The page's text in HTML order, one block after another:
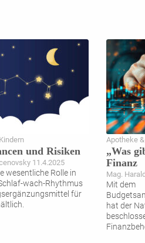
und Risiken
11.4.2025
wesentliche Rolle in
wach-Rhythmus
für
Apotheke
„Was
Finanz
Mag.
Mit dem
hat der